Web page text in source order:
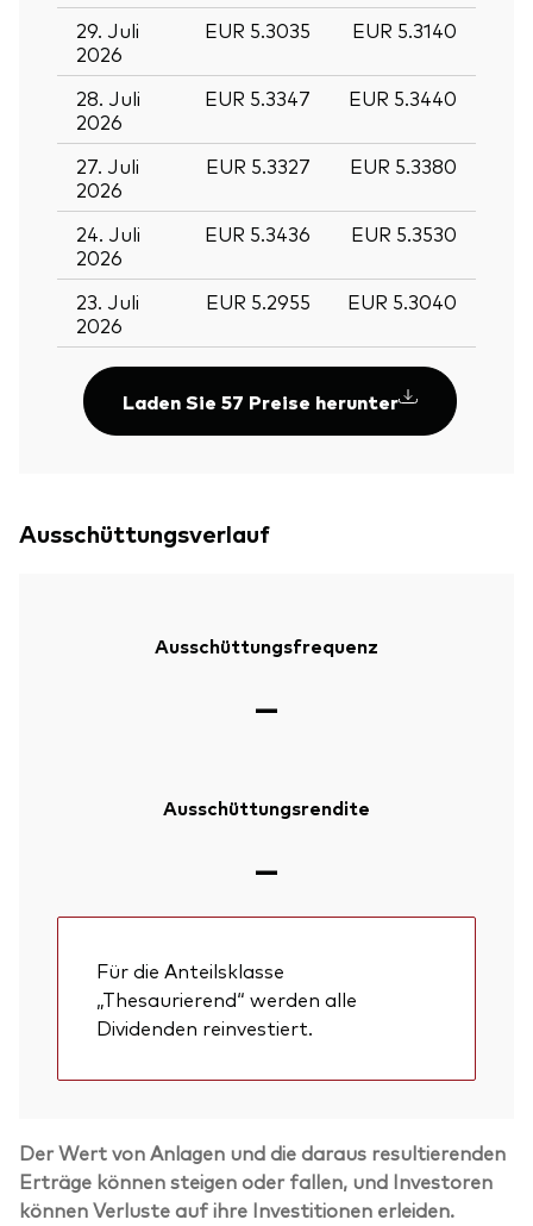
29. Juli
2026
EUR 5.3035 EUR 5.3140
28. Juli
2026
EUR 5.3347 EUR 5.3440
27. Juli
2026
EUR 5.3327 EUR 5.3380
24. Juli
2026
EUR 5.3436 EUR 5.3530
23. Juli
2026
EUR 5.2955 EUR 5.3040
Laden Sie 57 Preise herunter
Ausschüttungsverlauf
Ausschüttungsfrequenz
—
Ausschüttungsrendite
—
Für die Anteilsklasse
„Thesaurierend“ werden alle
Dividenden reinvestiert.
Der Wert von Anlagen und die daraus resultierenden
Erträge können steigen oder fallen, und Investoren
können Verluste auf ihre Investitionen erleiden.